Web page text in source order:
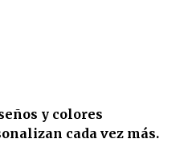
y colores
cada vez más.